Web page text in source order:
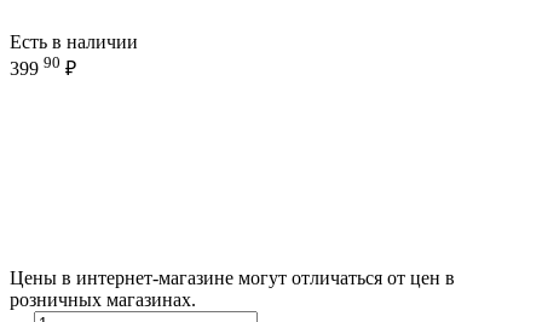
Есть в наличии
399 90 ₽
Цены в интернет-магазине могут отличаться от цен в
розничных магазинах.